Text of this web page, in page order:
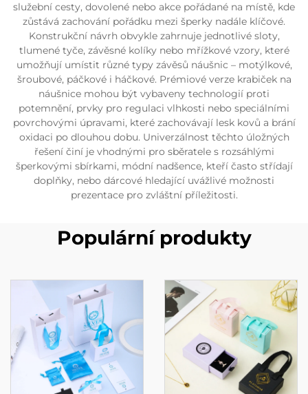
služební cesty, dovolené nebo akce pořádané na místě, kde
zůstává zachování pořádku mezi šperky nadále klíčové.
Konstrukční návrh obvykle zahrnuje jednotlivé sloty,
tlumené tyče, závěsné kolíky nebo mřížkové vzory, které
umožňují umístit různé typy závěsů náušnic – motýlkové,
šroubové, páčkové i háčkové. Prémiové verze krabiček na
náušnice mohou být vybaveny technologií proti
potemnění, prvky pro regulaci vlhkosti nebo speciálními
povrchovými úpravami, které zachovávají lesk kovů a brání
oxidaci po dlouhou dobu. Univerzálnost těchto úložných
řešení činí je vhodnými pro sběratele s rozsáhlými
šperkovými sbírkami, módní nadšence, kteří často střídají
doplňky, nebo dárcové hledající uvážlivé možnosti
prezentace pro zvláštní příležitosti.
Populární produkty